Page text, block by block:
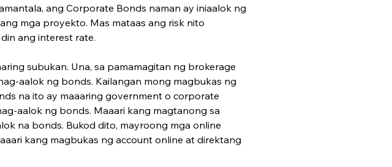
ang Corporate Bonds naman ay iniaalok ng
mga proyekto. Mas mataas ang risk nito
ang interest rate.
subukan. Una, sa pamamagitan ng brokerage
aalok ng bonds. Kailangan mong magbukas ng
na ito ay maaaring government o corporate
aalok ng bonds. Maaari kang magtanong sa
na bonds. Bukod dito, mayroong mga online
kang magbukas ng account online at direktang